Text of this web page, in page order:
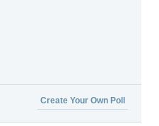
Create Your Own Poll